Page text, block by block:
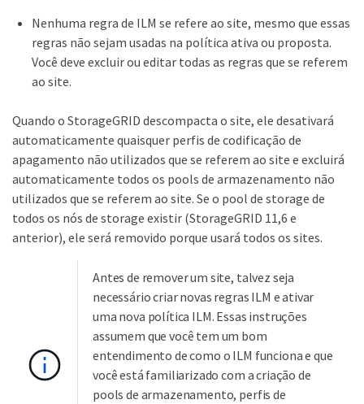
Nenhuma regra de ILM se refere ao site, mesmo que essas
regras não sejam usadas na política ativa ou proposta.
Você deve excluir ou editar todas as regras que se referem
ao site.
Quando o StorageGRID descompacta o site, ele desativará
automaticamente quaisquer perfis de codificação de
apagamento não utilizados que se referem ao site e excluirá
automaticamente todos os pools de armazenamento não
utilizados que se referem ao site. Se o pool de storage de
todos os nós de storage existir (StorageGRID 11,6 e
anterior), ele será removido porque usará todos os sites.
Antes de remover um site, talvez seja
necessário criar novas regras ILM e ativar
uma nova política ILM. Essas instruções
assumem que você tem um bom
entendimento de como o ILM funciona e que
você está familiarizado com a criação de
pools de armazenamento, perfis de